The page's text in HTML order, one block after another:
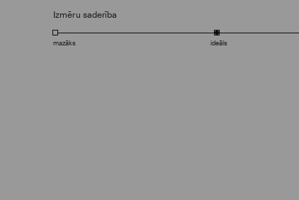
Izmēru saderība
mazāks ideāls